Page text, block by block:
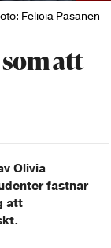
Felicia Pasanen
att
Olivia
fastnar
att